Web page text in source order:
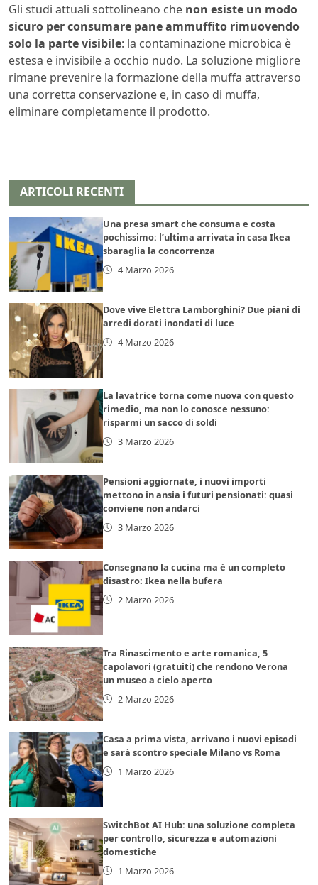
Gli studi attuali sottolineano che non esiste un modo
sicuro per consumare pane ammuffito rimuovendo
solo la parte visibile: la contaminazione microbica è
estesa e invisibile a occhio nudo. La soluzione migliore
rimane prevenire la formazione della muffa attraverso
una corretta conservazione e, in caso di muffa,
eliminare completamente il prodotto.
ARTICOLI RECENTI
Una presa smart che consuma e costa
pochissimo: l’ultima arrivata in casa Ikea
sbaraglia la concorrenza
4 Marzo 2026
Dove vive Elettra Lamborghini? Due piani di
arredi dorati inondati di luce
4 Marzo 2026
La lavatrice torna come nuova con questo
rimedio, ma non lo conosce nessuno:
risparmi un sacco di soldi
3 Marzo 2026
Pensioni aggiornate, i nuovi importi
mettono in ansia i futuri pensionati: quasi
conviene non andarci
3 Marzo 2026
Consegnano la cucina ma è un completo
disastro: Ikea nella bufera
2 Marzo 2026
Tra Rinascimento e arte romanica, 5
capolavori (gratuiti) che rendono Verona
un museo a cielo aperto
2 Marzo 2026
Casa a prima vista, arrivano i nuovi episodi
e sarà scontro speciale Milano vs Roma
1 Marzo 2026
SwitchBot AI Hub: una soluzione completa
per controllo, sicurezza e automazioni
domestiche
1 Marzo 2026